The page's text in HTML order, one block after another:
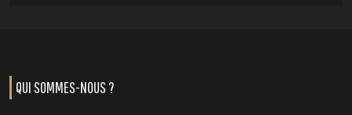
QUI SOMMES-NOUS ?